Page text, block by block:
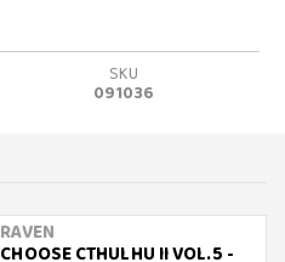
SKU
091036
RAVEN
CHOOSE CTHULHU II VOL.5 -